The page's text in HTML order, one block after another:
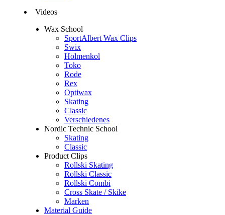
Videos
Wax School
SportAlbert Wax Clips
Swix
Holmenkol
Toko
Rode
Rex
Optiwax
Skating
Classic
Verschiedenes
Nordic Technic School
Skating
Classic
Product Clips
Rollski Skating
Rollski Classic
Rollski Combi
Cross Skate / Skike
Marken
Material Guide